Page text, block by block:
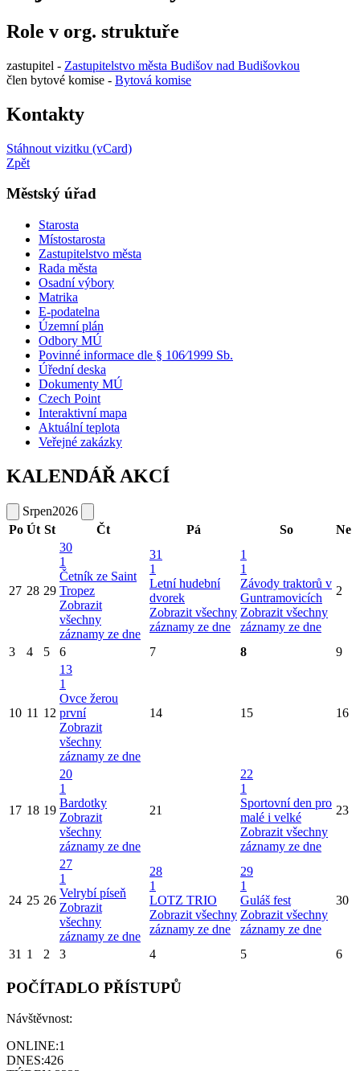
Role v org. struktuře
zastupitel - Zastupitelstvo města Budišov nad Budišovkou
člen bytové komise - Bytová komise
Kontakty
Stáhnout vizitku (vCard)
Zpět
Městský úřad
Starosta
Místostarosta
Zastupitelstvo města
Rada města
Osadní výbory
Matrika
E-podatelna
Územní plán
Odbory MÚ
Povinné informace dle § 106⁄1999 Sb.
Úřední deska
Dokumenty MÚ
Czech Point
Interaktivní mapa
Aktuální teplota
Veřejné zakázky
KALENDÁŘ AKCÍ
Srpen2026
Po Út St Čt Pá So Ne
27 28 29
30
1
Četník ze Saint
Tropez
Zobrazit
všechny
záznamy ze dne
31
1
Letní hudební
dvorek
Zobrazit všechny
záznamy ze dne
1
1
Závody traktorů v
Guntramovicích
Zobrazit všechny
záznamy ze dne
2
3 4 5 6 7 8 9
10 11 12
13
1
Ovce žerou
první
Zobrazit
všechny
záznamy ze dne
14 15 16
17 18 19
20
1
Bardotky
Zobrazit
všechny
záznamy ze dne
21
22
1
Sportovní den pro
malé i velké
Zobrazit všechny
záznamy ze dne
23
24 25 26
27
1
Velrybí píseň
Zobrazit
všechny
záznamy ze dne
28
1
LOTZ TRIO
Zobrazit všechny
záznamy ze dne
29
1
Guláš fest
Zobrazit všechny
záznamy ze dne
30
31 1 2 3 4 5 6
POČÍTADLO PŘÍSTUPŮ
Návštěvnost:
ONLINE:1
DNES:426